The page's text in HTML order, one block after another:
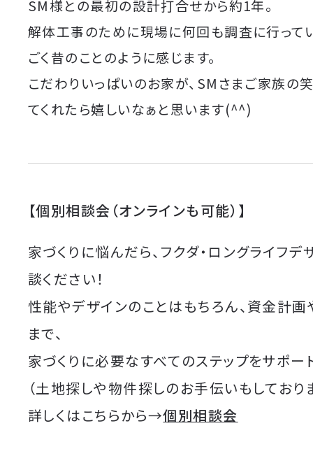
SM様との最初の設計打合せから約1年。
解体工事のために現場に何回も調査に行って
ごく昔のことのように感じます。
こだわりいっぱいのお家が、SMさまご家族の
てくれたら嬉しいなぁと思います(^^)
【個別相談会（オンラインも可能）】
家づくりに悩んだら、フクダ・ロングライフ
談ください！
性能やデザインのことはもちろん、資金計
まで、
家づくりに必要なすべてのステップをサポー
（土地探しや物件探しのお手伝いもしており
詳しくはこちらから→個別相談会